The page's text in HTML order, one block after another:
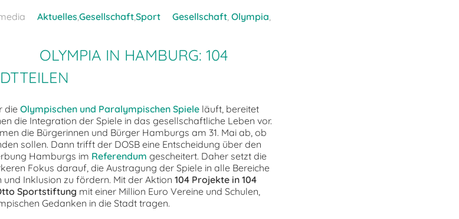
Aktuelles Gesellschaft,Sport Gesellschaft, Olympia
OLYMPIA IN HAMBURG: 104
dieOlympischen und Paralympischen Spieleläuft, bereitet
die Integration der Spiele in das gesellschaftliche Leben vor.
die Bürgerinnen und Bürger Hamburgs am 31. Mai ab, ob
sollen. Dann trifft der DOSB eine Entscheidung über den
Hamburgs im Referendum gescheitert. Daher setzt die
Fokus darauf, die Austragung der Spiele in alle Bereiche
Inklusion zu fördern. Mit der Aktion 104 Projekte in 104
Sportstiftung mit einer Million Euro Vereine und Schulen,
Gedanken in die Stadt tragen.